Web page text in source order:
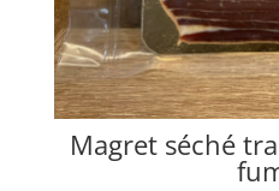
Magret séché